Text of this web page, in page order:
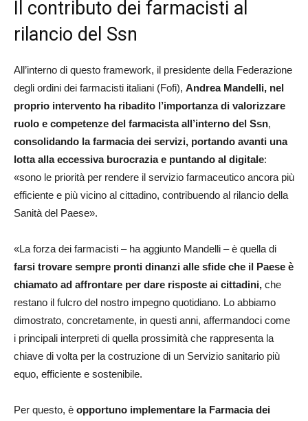
Il contributo dei farmacisti al
rilancio del Ssn
All’interno di questo framework, il presidente della Federazione
degli ordini dei farmacisti italiani (Fofi), Andrea Mandelli, nel
proprio intervento ha ribadito l’importanza di valorizzare
ruolo e competenze del farmacista all’interno del Ssn,
consolidando la farmacia dei servizi, portando avanti una
lotta alla eccessiva burocrazia e puntando al digitale:
«sono le priorità per rendere il servizio farmaceutico ancora più
efficiente e più vicino al cittadino, contribuendo al rilancio della
Sanità del Paese».
«La forza dei farmacisti – ha aggiunto Mandelli – è quella di
farsi trovare sempre pronti dinanzi alle sfide che il Paese è
chiamato ad affrontare per dare risposte ai cittadini, che
restano il fulcro del nostro impegno quotidiano. Lo abbiamo
dimostrato, concretamente, in questi anni, affermandoci come
i principali interpreti di quella prossimità che rappresenta la
chiave di volta per la costruzione di un Servizio sanitario più
equo, efficiente e sostenibile.
Per questo, è opportuno implementare la Farmacia dei